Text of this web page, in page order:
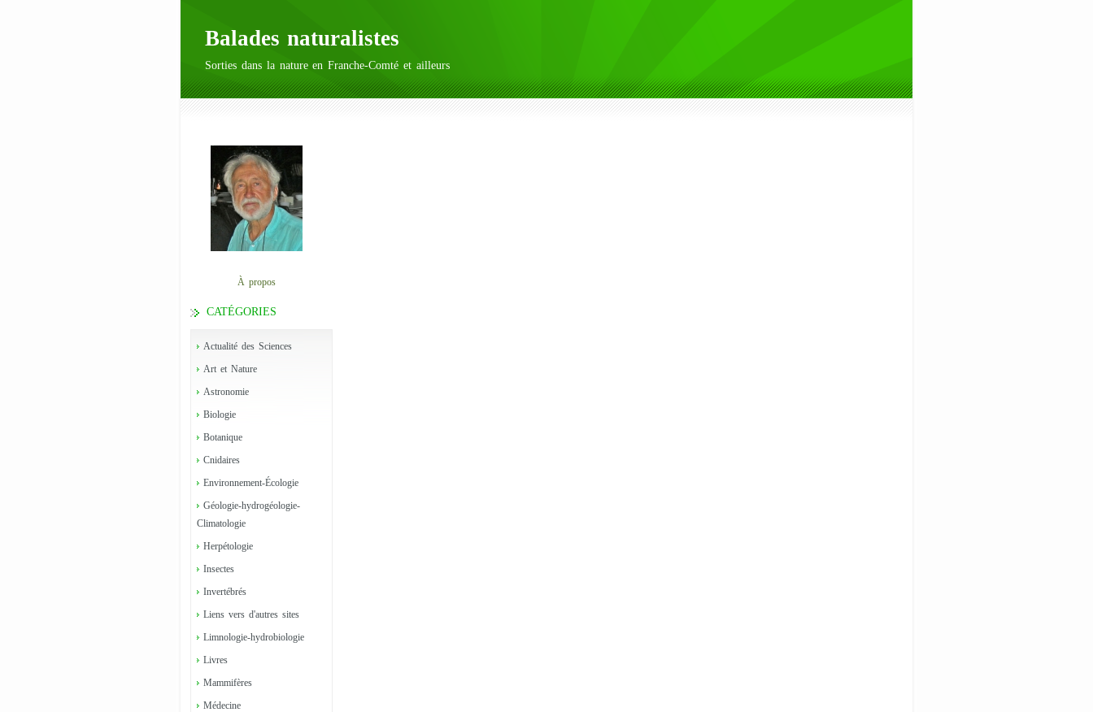
Balades naturalistes
Sorties dans la nature en Franche-Comté et ailleurs
À propos
CATÉGORIES
Actualité des Sciences
Art et Nature
Astronomie
Biologie
Botanique
Cnidaires
Environnement-Écologie
Géologie-hydrogéologie-
Climatologie
Herpétologie
Insectes
Invertébrés
Liens vers d'autres sites
Limnologie-hydrobiologie
Livres
Mammifères
Médecine